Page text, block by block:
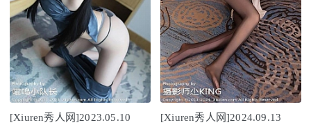
[Xiuren秀人网]2023.05.10
[Xiuren秀人网]2024.09.13